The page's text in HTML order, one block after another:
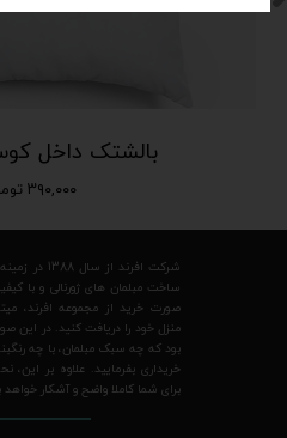
بالشتک داخل
۳۹۰,۰۰۰ تومان
شرکت افرند
ساخت مبلمان های ژورنالی و با
صورت خرید از مجموعه افرند،
منزل خود را دریافت کنید. در این
بود که چه سبک مبلمان، با چه
خریداری بفرمایید. علاوه بر این،
برای شما کاملا واضح و آشکار خواهد